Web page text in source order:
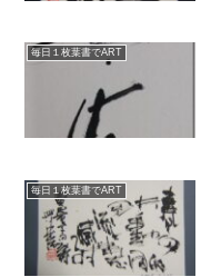
毎日１枚葉書でART
毎日１枚葉書でART